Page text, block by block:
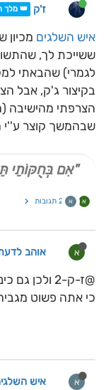
ז'ק 👑 מלך
איש השלגים
ששייכת לך,
לגמרי) שהבאתי
בקיצור ג'ק, אבל
הצרפתי מהישיבה
שבהמשך קוצר ע''י
"אִם בְּחֻקּוֹתַי
א א 2 תגובות
א אוהב
@ז-ק-2 ולכן גם כינו ג'ק יהלום אותך
כי אתה פשוט
א איש